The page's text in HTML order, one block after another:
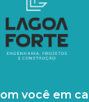
você em